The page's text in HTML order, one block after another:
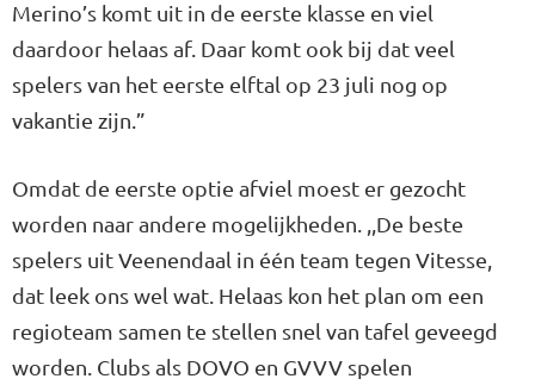
Merino’s komt uit in de eerste klasse en viel
daardoor helaas af. Daar komt ook bij dat veel
spelers van het eerste elftal op 23 juli nog op
vakantie zijn.”
Omdat de eerste optie afviel moest er gezocht
worden naar andere mogelijkheden. ,,De beste
spelers uit Veenendaal in één team tegen Vitesse,
dat leek ons wel wat. Helaas kon het plan om een
regioteam samen te stellen snel van tafel geveegd
worden. Clubs als DOVO en GVVV spelen